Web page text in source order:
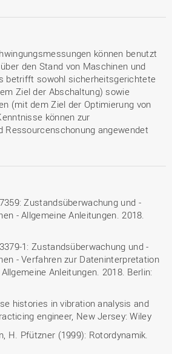
können benutzt
den Stand von Maschinen und
betrifft sowohl sicherheitsgerichtete
Ziel der Abschaltung) sowie
(mit dem Ziel der Optimierung von
können zur
Ressourcenschonung angewendet
Zustandsüberwachung und -
- Allgemeine Anleitungen. 2018.
1: Zustandsüberwachung und -
- Verfahren zur Dateninterpretation
Anleitungen. 2018. Berlin:
histories in vibration analysis and
engineer, New Jersey: Wiley
H. Pfützner (1999): Rotordynamik.